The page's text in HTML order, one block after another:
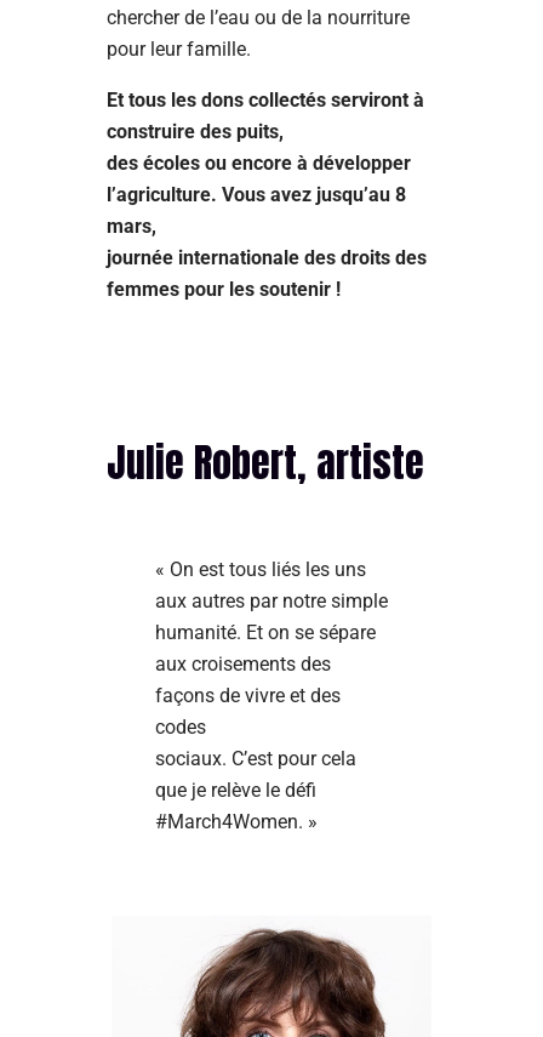
chercher de l’eau ou de la nourriture
pour leur famille.
Et tous les dons collectés serviront à
construire des puits,
des écoles ou encore à développer
l’agriculture. Vous avez jusqu’au 8
mars,
journée internationale des droits des
femmes pour les soutenir !
Julie Robert, artiste
« On est tous liés les uns
aux autres par notre simple
humanité. Et on se sépare
aux croisements des
façons de vivre et des
codes
sociaux. C’est pour cela
que je relève le défi
#March4Women. »